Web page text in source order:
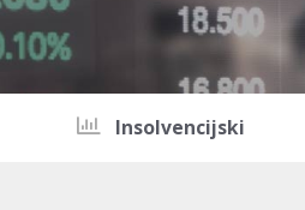
Insolvencijski